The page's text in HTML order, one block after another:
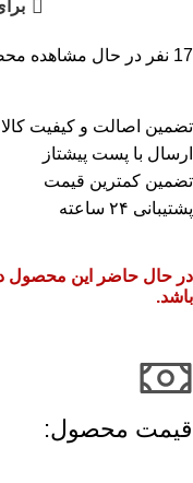
17 نفر در حال مشاهده
تضمین اصالت و کیفیت کالا
ارسال با پست پیشتاز
تضمین کمترین قیمت
پشتیبانی ۲۴ ساعته
در حال حاضر این محصول
باشد.
قیمت محصول:​